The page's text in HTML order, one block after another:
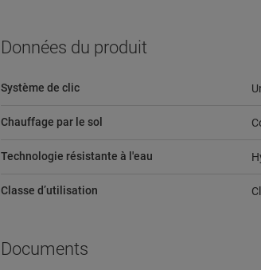
Données du produit
Système de clic
Chauffage par le sol
Technologie résistante à l'eau
Classe d’utilisation
Documents